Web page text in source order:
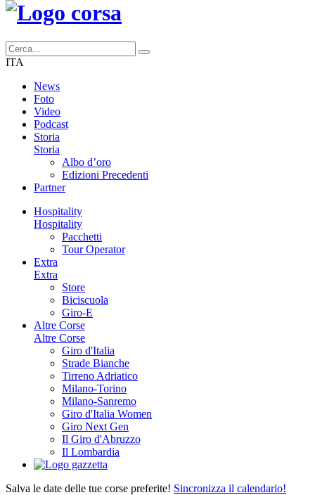
ITA
News
Foto
Video
Podcast
Storia
Storia
Albo d’oro
Edizioni Precedenti
Partner
Hospitality
Hospitality
Pacchetti
Tour Operator
Extra
Extra
Store
Biciscuola
Giro-E
Altre Corse
Altre Corse
Giro d'Italia
Strade Bianche
Tirreno Adriatico
Milano-Torino
Milano-Sanremo
Giro d'Italia Women
Giro Next Gen
Il Giro d'Abruzzo
Il Lombardia
Salva le date delle tue corse preferite! Sincronizza il calendario!